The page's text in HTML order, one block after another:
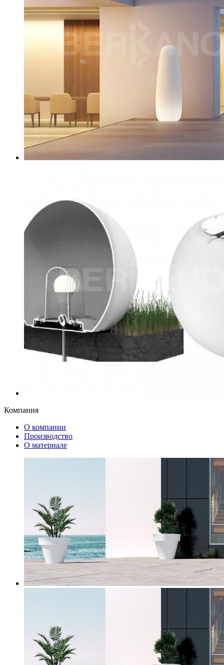
Компания
О компании
Производство
О материале